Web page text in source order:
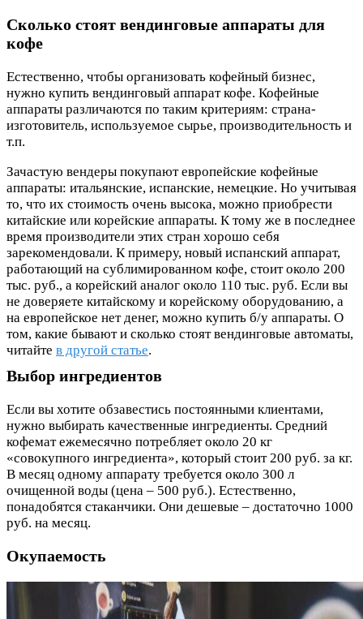
Сколько стоят вендинговые аппараты для
кофе
Естественно, чтобы организовать кофейный бизнес,
нужно купить вендинговый аппарат кофе. Кофейные
аппараты различаются по таким критериям: страна-
изготовитель, используемое сырье, производительность и
т.п.
Зачастую вендеры покупают европейские кофейные
аппараты: итальянские, испанские, немецкие. Но учитывая
то, что их стоимость очень высока, можно приобрести
китайские или корейские аппараты. К тому же в последнее
время производители этих стран хорошо себя
зарекомендовали. К примеру, новый испанский аппарат,
работающий на сублимированном кофе, стоит около 200
тыс. руб., а корейский аналог около 110 тыс. руб. Если вы
не доверяете китайскому и корейскому оборудованию, а
на европейское нет денег, можно купить б/у аппараты. О
том, какие бывают и сколько стоят вендинговые автоматы,
читайте в другой статье.
Выбор ингредиентов
Если вы хотите обзавестись постоянными клиентами,
нужно выбирать качественные ингредиенты. Средний
кофемат ежемесячно потребляет около 20 кг
«совокупного ингредиента», который стоит 200 руб. за кг.
В месяц одному аппарату требуется около 300 л
очищенной воды (цена – 500 руб.). Естественно,
понадобятся стаканчики. Они дешевые – достаточно 1000
руб. на месяц.
Окупаемость